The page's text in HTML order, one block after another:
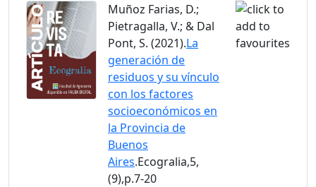
Muñoz Farias, D.;
Pietragalla, V.; & Dal
Pont, S. (2021).La
generación de
residuos y su vínculo
con los factores
socioeconómicos en
la Provincia de
Buenos
Aires.Ecogralia,5,
(9),p.7-20